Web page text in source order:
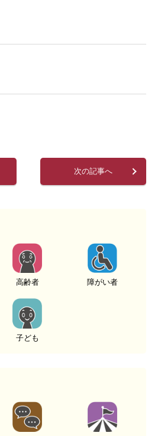
次の記事へ
高齢者 障がい者
子ども